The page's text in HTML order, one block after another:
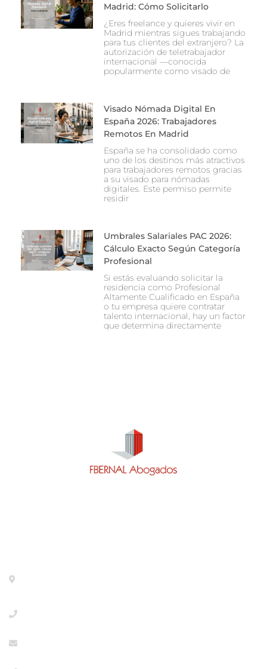
Madrid: Cómo Solicitarlo
¿Eres freelance y quieres vivir en
Madrid mientras sigues trabajando
para tus clientes del extranjero? La
autorización de teletrabajador
internacional —conocida
popularmente como visado de
Visado Nómada Digital En
España 2026: Trabajadores
Remotos En Madrid
España se ha consolidado como
uno de los destinos más atractivos
para trabajadores remotos gracias
a su visado para nómadas
digitales. Este permiso permite
residir
Umbrales Salariales PAC 2026:
Cálculo Exacto Según Categoría
Profesional
Si estás evaluando solicitar la
residencia como Profesional
Altamente Cualificado en España
o tu empresa quiere contratar
talento internacional, hay un factor
que determina directamente